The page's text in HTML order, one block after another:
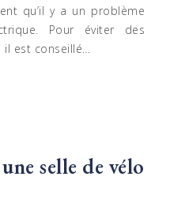
qu’il y a un problème
Pour éviter des
il est conseillé…
selle de vélo